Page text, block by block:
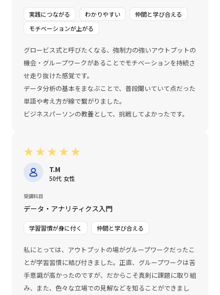
実践につながる わかりやすい
仲間と学び合える
モチベーションが上がる
グロービス式と呼びたくなる、強制力の強いアウトプットの
機会・グループワークがあることでモチベーションを持続さ
せ走り抜けた感覚です。
データ分析の基本をまなぶことで、普段聞いていて点だった
単語や考え方が線で繋がりました。
ビジネスパーソンの教養として、挑戦してよかったです。
★ ★ ★ ★ ★
T.M
50代 女性
受講科目
データ・アナリティクス入門
学習習慣が身に付く 仲間と学び合える
私にとっては、アウトプットの場がグループワークだったこ
とが学習習慣に結び付きました。正直、グループワークは苦
手意識が高かったのですが、だからこそ真剣に課題に取り組
み、また、色々な立場での見解などを知ることができまし